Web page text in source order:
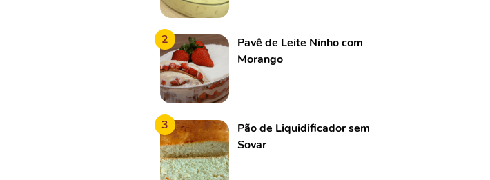
2
Pavê de Leite Ninho com
Morango
3
Pão de Liquidificador sem
Sovar